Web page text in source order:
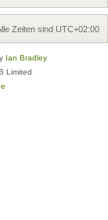
Zeiten sind UTC+02:00
Ian Bradley
Limited